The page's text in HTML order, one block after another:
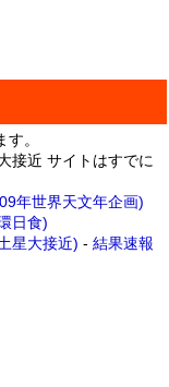
。
接近 サイトはすでに
年世界天文年企画)
日食)
星大接近) - 結果速報